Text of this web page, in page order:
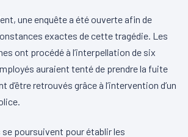
une enquête a été ouverte afin de
exactes de cette tragédie. Les
ont procédé à l’interpellation de six
auraient tenté de prendre la fuite
d’être retrouvés grâce à l’intervention d’un
poursuivent pour établir les